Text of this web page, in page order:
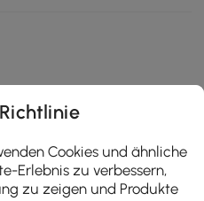
Cookies und ähnliche
Erlebnis zu verbessern,
zu zeigen und Produkte